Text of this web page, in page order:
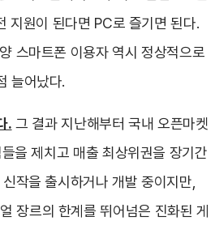
지원이 된다면 PC로 즐기면 된다.
스마트폰 이용자 역시 정상적으로
늘어났다.
. 그 결과 지난해부터 국내 오픈마켓
을 제치고 매출 최상위권을 장기간
작을 출시하거나 개발 중이지만,
장르의 한계를 뛰어넘은 진화된 게